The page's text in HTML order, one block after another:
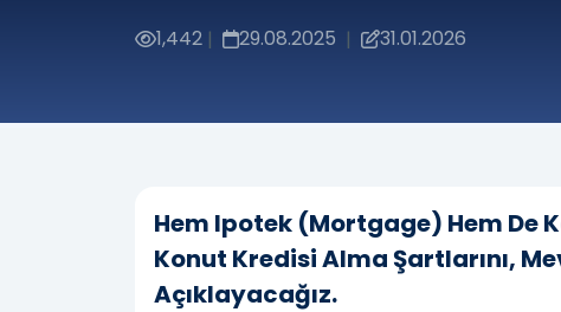
1,442 | 29.08.2025 | 31.01.2026
Hem Ipotek (mortgage) Hem De
Konut Kredisi Alma Şartlarını,
Açıklayacağız.